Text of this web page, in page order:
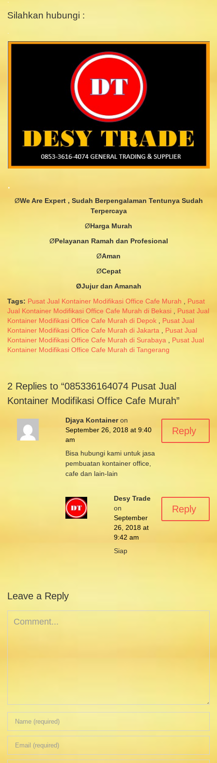
Silahkan hubungi :
.
ØWe Are Expert , Sudah Berpengalaman Tentunya Sudah
Terpercaya
ØHarga Murah
ØPelayanan Ramah dan Profesional
ØAman
ØCepat
ØJujurdan Amanah
Tags: Pusat Jual Kontainer Modifikasi Office Cafe Murah , Pusat
Jual Kontainer Modifikasi Office Cafe Murah di Bekasi , Pusat Jual
Kontainer Modifikasi Office Cafe Murah di Depok , Pusat Jual
Kontainer Modifikasi Office Cafe Murah di Jakarta , Pusat Jual
Kontainer Modifikasi Office Cafe Murah di Surabaya , Pusat Jual
Kontainer Modifikasi Office Cafe Murah di Tangerang
2 Replies to “085336164074 Pusat Jual
Kontainer Modifikasi Office Cafe Murah”
Djaya Kontainer on
September 26, 2018 at 9:40
am
Bisa hubungi kami untuk jasa
pembuatan kontainer office,
cafe dan lain-lain
Reply
Desy Trade
on
September
26, 2018 at
9:42 am
Siap
Reply
Leave a Reply